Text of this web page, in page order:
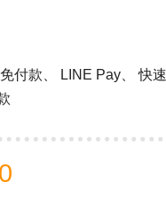
付款、 LINE Pay、 快